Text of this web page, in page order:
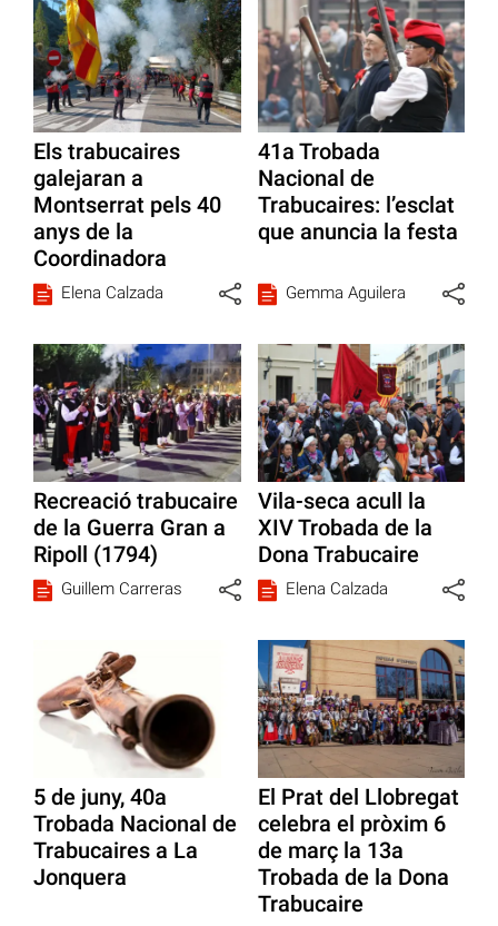
Els trabucaires
galejaran a
Montserrat pels 40
anys de la
Coordinadora
Elena Calzada
41a Trobada
Nacional de
Trabucaires: l’esclat
que anuncia la festa
Gemma Aguilera
Recreació trabucaire
de la Guerra Gran a
Ripoll (1794)
Guillem Carreras
Vila-seca acull la
XIV Trobada de la
Dona Trabucaire
Elena Calzada
5 de juny, 40a
Trobada Nacional de
Trabucaires a La
Jonquera
El Prat del Llobregat
celebra el pròxim 6
de març la 13a
Trobada de la Dona
Trabucaire